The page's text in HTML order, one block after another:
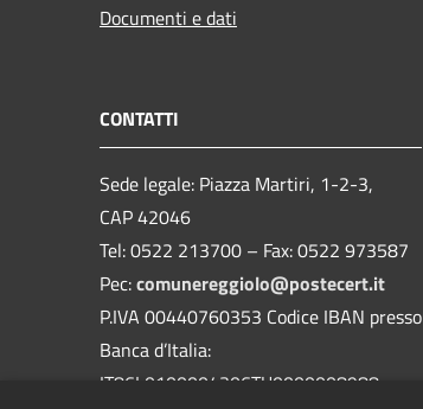
Documenti e dati
CONTATTI
Sede legale: Piazza Martiri, 1-2-3,
CAP 42046
Tel: 0522 213700 – Fax: 0522 973587
Pec:comunereggiolo@postecert.it
P.IVA 00440760353 Codice IBAN presso
Banca d’Italia:
IT86L0100004306TU0000008988